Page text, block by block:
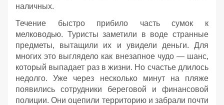
наличных.
Течение быстро прибило часть сумок к
мелководью. Туристы заметили в воде странные
предметы, вытащили их и увидели деньги. Для
многих это выглядело как внезапное чудо — шанс,
который выпадает раз в жизни. Но счастье длилось
недолго. Уже через несколько минут на пляже
появились сотрудники береговой и финансовой
полиции. Они оцепили территорию и забрали почти